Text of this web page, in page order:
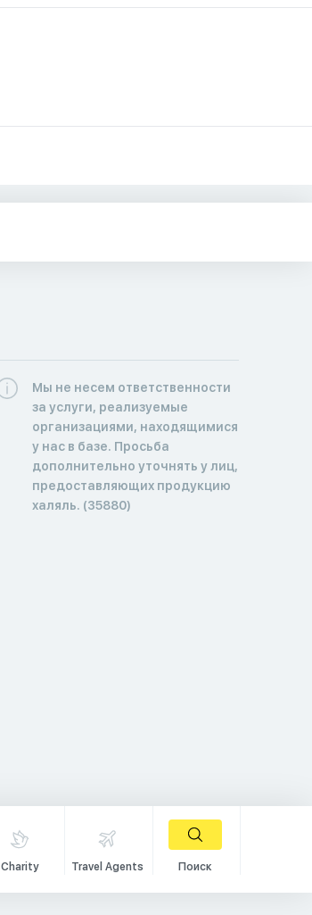
Мы не несем ответственности
за услуги, реализуемые
организациями, находящимися
у нас в базе. Просьба
дополнительно уточнять у лиц,
предоставляющих продукцию
халяль. (35880)
Charity Travel Agents Поиск